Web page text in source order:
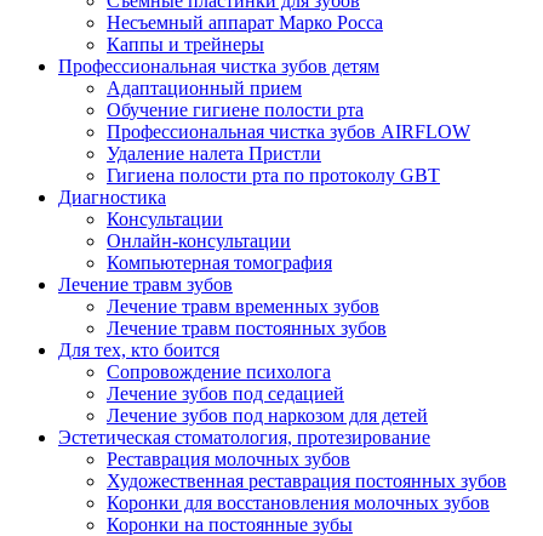
Несъемный аппарат Марко Росса
Каппы и трейнеры
Профессиональная чистка зубов детям
Адаптационный прием
Обучение гигиене полости рта
Профессиональная чистка зубов AIRFLOW
Удаление налета Пристли
Гигиена полости рта по протоколу GBT
Диагностика
Консультации
Онлайн-консультации
Компьютерная томография
Лечение травм зубов
Лечение травм временных зубов
Лечение травм постоянных зубов
Для тех, кто боится
Сопровождение психолога
Лечение зубов под седацией
Лечение зубов под наркозом для детей
Эстетическая стоматология, протезирование
Реставрация молочных зубов
Художественная реставрация постоянных зубов
Коронки для восстановления молочных зубов
Коронки на постоянные зубы